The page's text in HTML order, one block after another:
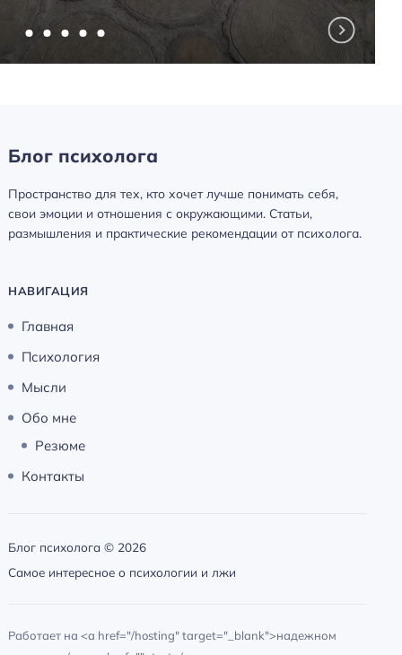
Блог психолога
Пространство для тех, кто хочет лучше понимать себя,
свои эмоции и отношения с окружающими. Статьи,
размышления и практические рекомендации от психолога.
НАВИГАЦИЯ
Главная
Психология
Мысли
Обо мне
Резюме
Контакты
Блог психолога © 2026
Самое интересное о психологии и лжи
Работает на <a href="/hosting" target="_blank">надежном